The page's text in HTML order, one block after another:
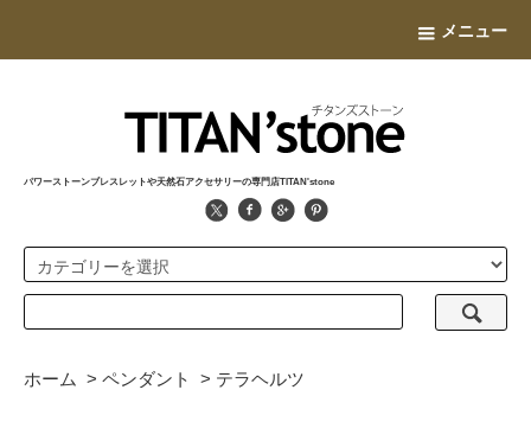
メニュー
パワーストーンブレスレットや天然石アクセサリーの専門店TITAN'stone
ホーム > ペンダント > テラヘルツ